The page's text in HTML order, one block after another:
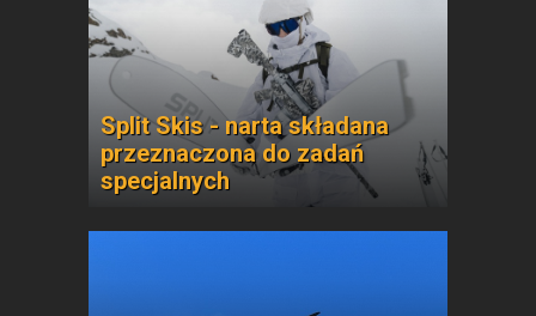
Split Skis - narta składana
przeznaczona do zadań
specjalnych